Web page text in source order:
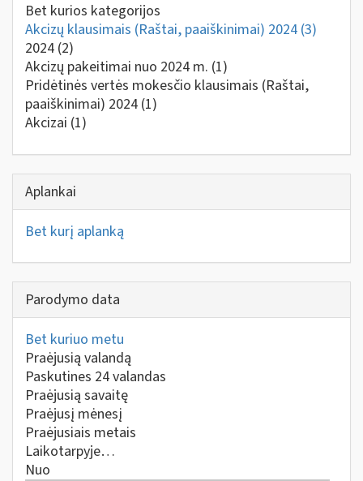
Bet kurios kategorijos
Akcizų klausimais (Raštai, paaiškinimai) 2024 (3)
2024 (2)
Akcizų pakeitimai nuo 2024 m. (1)
Pridėtinės vertės mokesčio klausimais (Raštai,
paaiškinimai) 2024 (1)
Akcizai (1)
Aplankai
Bet kurį aplanką
Parodymo data
Bet kuriuo metu
Praėjusią valandą
Paskutines 24 valandas
Praėjusią savaitę
Praėjusį mėnesį
Praėjusiais metais
Laikotarpyje…
Nuo